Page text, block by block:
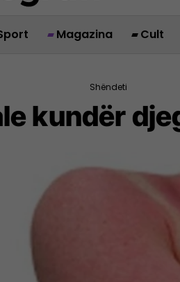
Magazina Cult
Shëndeti
kundër